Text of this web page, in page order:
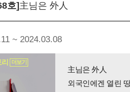
호] 主님은 外人
~ 2024.03.08
더보기
主님은 外人
외국인에겐 열린